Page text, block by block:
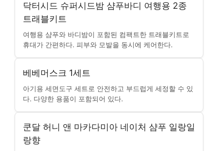
닥터시드 슈퍼시드밤 샴푸바디 여행용 2종
트래블키트
여행용 샴푸와 바디밤이 포함된 컴팩트한 트래블키트로
휴대가 간편하다. 피부와 모발을 동시에 케어한다.
베베머스크 1세트
아기용 세면도구 세트로 안전하고 부드럽게 세정할 수 있
다. 다양한 용품이 포함되어 있다.
쿤달 허니 앤 마카다미아 네이처 샴푸 일랑일
랑향